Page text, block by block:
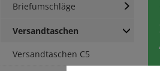
Briefumschläge
Versandtaschen
Versandtaschen C5